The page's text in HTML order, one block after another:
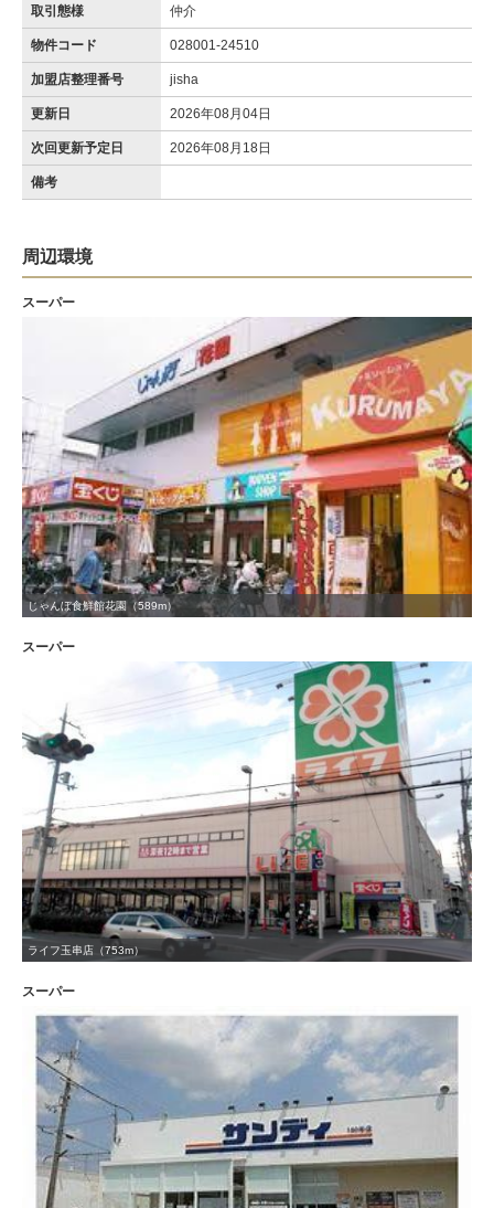
取引態様 仲介
物件コード 028001-24510
加盟店整理番号 jisha
更新日 2026年08月04日
次回更新予定日 2026年08月18日
備考
周辺環境
スーパー
じゃんぼ食鮮館花園（589m）
スーパー
ライフ玉串店（753m）
スーパー